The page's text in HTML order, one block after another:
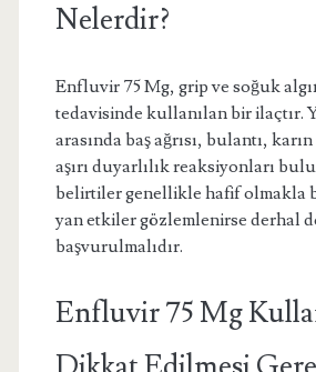
Nelerdir?
Enfluvir 75 Mg, grip ve soğuk
tedavisinde kullanılan bir ilaçtır.
arasında baş ağrısı, bulantı,
aşırı duyarlılık reaksiyonları
belirtiler genellikle hafif olmakla
yan etkiler gözlemlenirse derhal
başvurulmalıdır.
Enfluvir 75 Mg